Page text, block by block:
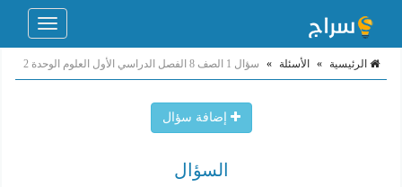
Toggle
الرئيسية » الأسئلة » سؤال 1 الصف 8 الفصل الدراسي الأول العلوم الوحدة 2
إضافة سؤال
السؤال